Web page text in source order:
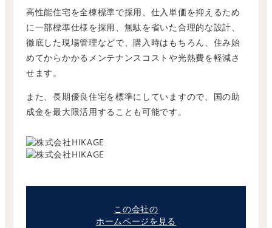
高性能住宅を全棟標準で採用、仕入単価を抑えるため
に一部標準仕様を採用、無駄を省いた合理的な設計、
徹底した現場管理などで、購入時はもちろん、住み始
めてからかかるメンテナンスコストや光熱費を軽減さ
せます。
また、長期優良住宅を標準にしていますので、国の助
成金を最大限活用することも可能です。
この会社の
ホームページを見る